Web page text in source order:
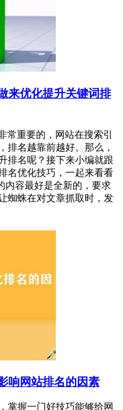
来优化提升关键词排
常重要的，网站在搜索引
排名越靠前越好。那么，
排名呢？接下来小编就跟
名优化技巧，一起来看看
内容最好是全新的，要求
蜘蛛在对文章抓取时，发
响网站排名的因素
掌握一门好技巧能够给网